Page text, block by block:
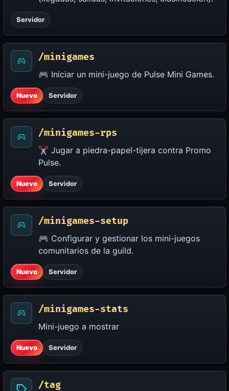
Servidor
/minigames
🎮 Iniciar un mini-juego de Pulse Mini Games.
Nuevo Servidor
/minigames-rps
✂️ Jugar a piedra-papel-tijera contra Promo
Pulse.
Nuevo Servidor
/minigames-setup
🎮 Configurar y gestionar los mini-juegos
comunitarios de la guild.
Nuevo Servidor
/minigames-stats
Mini-juego a mostrar
Nuevo Servidor
/tag